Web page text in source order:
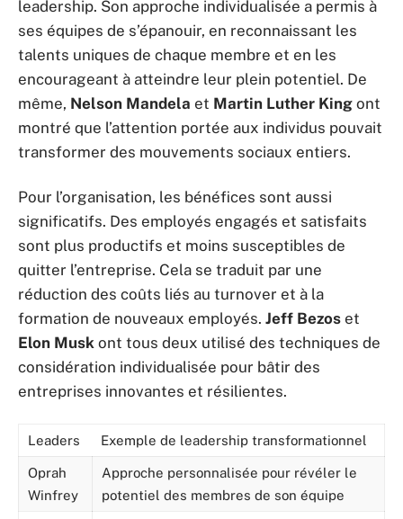
leadership. Son approche individualisée a permis à
ses équipes de s’épanouir, en reconnaissant les
talents uniques de chaque membre et en les
encourageant à atteindre leur plein potentiel. De
même, Nelson Mandela et Martin Luther King ont
montré que l’attention portée aux individus pouvait
transformer des mouvements sociaux entiers.
Pour l’organisation, les bénéfices sont aussi
significatifs. Des employés engagés et satisfaits
sont plus productifs et moins susceptibles de
quitter l’entreprise. Cela se traduit par une
réduction des coûts liés au turnover et à la
formation de nouveaux employés. Jeff Bezos et
Elon Musk ont tous deux utilisé des techniques de
considération individualisée pour bâtir des
entreprises innovantes et résilientes.
Leaders Exemple de leadership transformationnel
Oprah
Winfrey
Approche personnalisée pour révéler le
potentiel des membres de son équipe